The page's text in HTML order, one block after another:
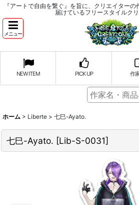
『アートで自由を繋ぐ』を旨に、クリエイター
届けているフリースタイルク
メニュー
NEW ITEM PICK UP 作
ホーム > Liberte > 七巳-Ayato.
七巳-Ayato. [Lib-S-0031]